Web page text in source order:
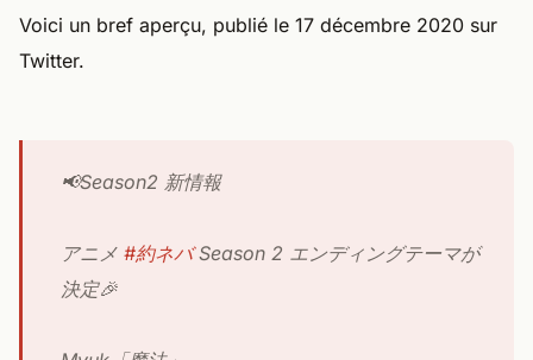
Voici un bref aperçu, publié le 17 décembre 2020 sur
Twitter.
📢Season2 新情報
アニメ #約ネバSeason 2 エンディングテーマが
決定🎉